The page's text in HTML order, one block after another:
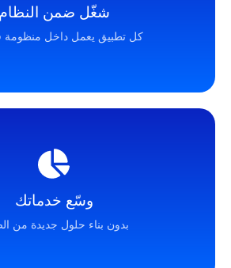
شغّل ضمن النظام
كل تطبيق يعمل داخل منظومة فاستكو.
بدون بناء حلول جديدة من الصفر.